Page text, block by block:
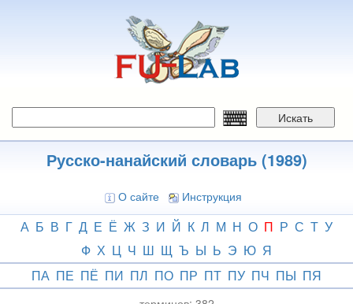
Искать
Русско-нанайский словарь (1989)
О сайте Инструкция
А Б В Г Д Е Ё Ж З И Й К Л М Н О П Р С Т У
Ф Х Ц Ч Ш Щ Ъ Ы Ь Э Ю Я
ПА ПЕ ПЁ ПИ ПЛ ПО ПР ПТ ПУ ПЧ ПЫ ПЯ